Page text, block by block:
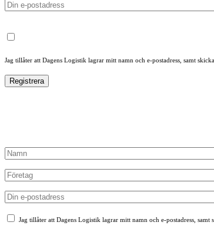
Jag tillåter att Dagens Logistik lagrar mitt namn och e-postadress, samt
Jag tillåter att Dagens Logistik lagrar mitt namn och e-postadress,